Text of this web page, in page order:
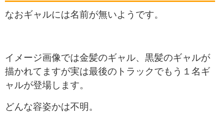
なおギャルには名前が無いようです。
イメージ画像では金髪のギャル、黒髪のギャルが
描かれてますが実は最後のトラックでもう１名ギ
ャルが登場します。
どんな容姿かは不明。